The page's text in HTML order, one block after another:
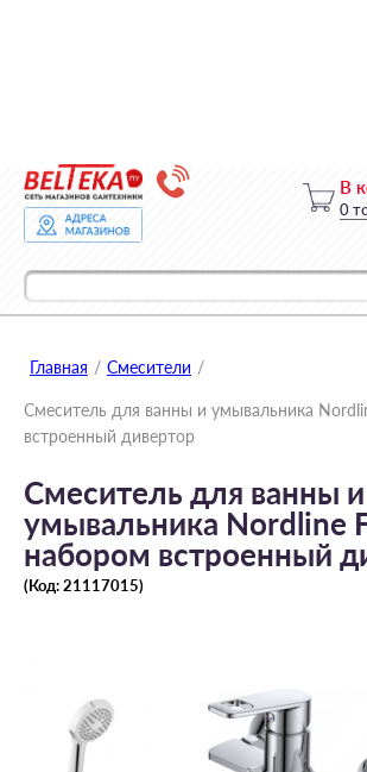
Главная / Смесители /
Смеситель для ванны и умывальника
встроенный дивертор
Смеситель для ванны и
умывальника Nordline
набором встроенный
(Код:21117015)